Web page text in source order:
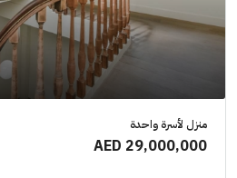
منزل لأسرة واحدة
AED 29,000,000